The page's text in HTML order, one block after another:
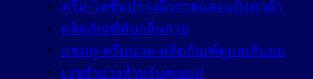
ครีม-โลชั่นบำรุงผิวกายและแป้งทาตัว
ผลิตภัณฑ์ดับกลิ่นกาย
แชมพู-ครีมนวด-ผลิตภัณฑ์ดูแลเส้นผม
เวชสำอางสำหรับคุณแม่